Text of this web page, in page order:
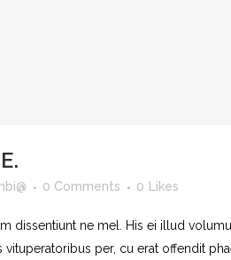
0 Comments 0 Likes
dissentiunt ne mel. His ei illud
per, cu erat offendit